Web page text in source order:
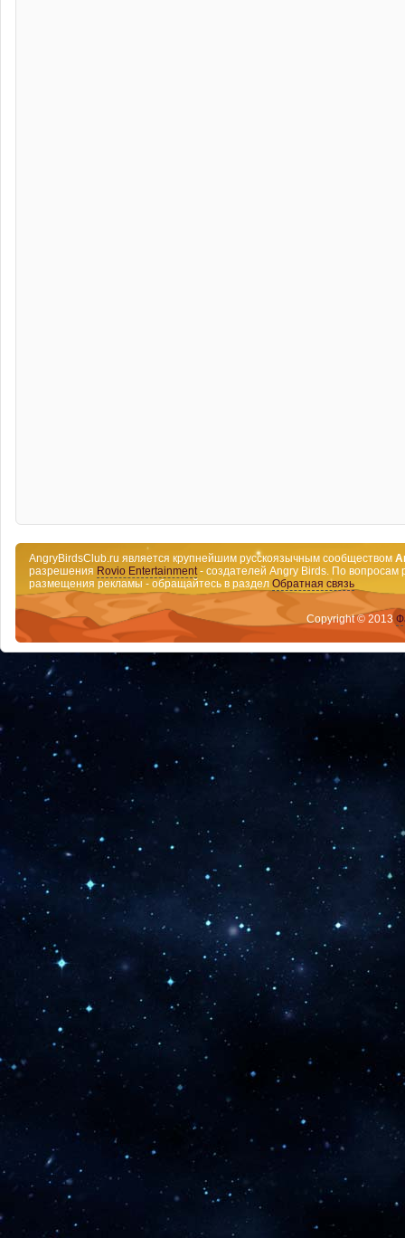
AngryBirdsClub.ru является крупнейшим русскоязычным сообществом
разрешения Rovio Entertainment- создателей Angry Birds. По вопросам
размещения рекламы - обращайтесь в раздел Обратная связь
Copyright © 2013